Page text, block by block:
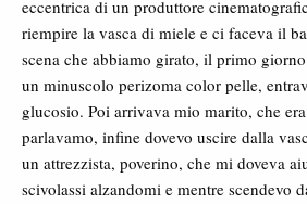
eccentrica di un produttore
riempire la vasca di miele e ci faceva il
scena che abbiamo girato, il primo
un minuscolo perizoma color pelle,
glucosio. Poi arrivava mio marito, che
parlavamo, infine dovevo uscire dalla
un attrezzista, poverino, che mi doveva
scivolassi alzandomi e mentre scendevo